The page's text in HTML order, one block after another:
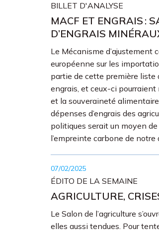
BILLET D'ANALYSE
MACF ET ENGRAIS :
D’ENGRAIS
Le Mécanisme d’ajustement
européenne sur les
partie de cette première liste
engrais, et ceux-ci pourraient
et la souveraineté
dépenses d’engrais des
politiques serait un moyen
l’empreinte carbone de
07/02/2025
ÉDITO DE LA SEMAINE
AGRICULTURE,
Le Salon de l’agriculture
elles aussi tendues. Pour